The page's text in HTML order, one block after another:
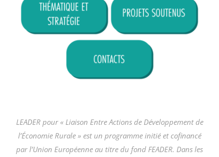
LEADER pour « Liaison Entre Actions de Développement de
l’Économie Rurale » est un programme initié et cofinancé
par l’Union Européenne au titre du fond FEADER. Dans les